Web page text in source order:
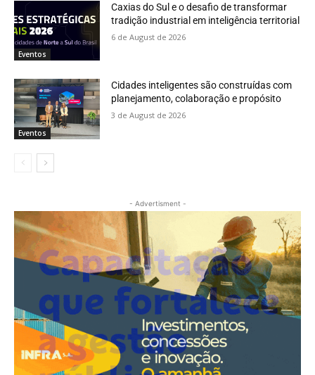
Eventos
Caxias do Sul e o desafio de transformar
tradição industrial em inteligência territorial
6 de August de 2026
Eventos
Cidades inteligentes são construídas com
planejamento, colaboração e propósito
3 de August de 2026
- Advertisment -